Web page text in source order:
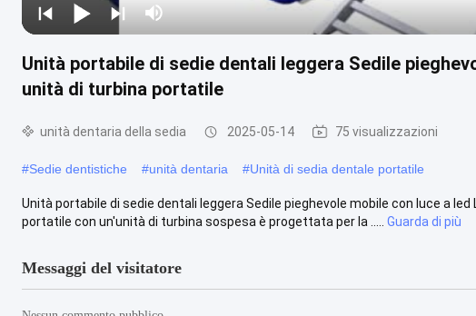
Unità portabile di sedie dentali leggera Sedile
unità di turbina portatile
unità dentaria della sedia 2025-05-14 75 visualizzazioni
#Sedie dentistiche #unità dentaria #Unità di sedia dentale portatile
Unità portabile di sedie dentali leggera Sedile pieghevole mobile con luce a
portatile con un'unità di turbina sospesa è progettata per la .....
Guarda di più
Messaggi del visitatore